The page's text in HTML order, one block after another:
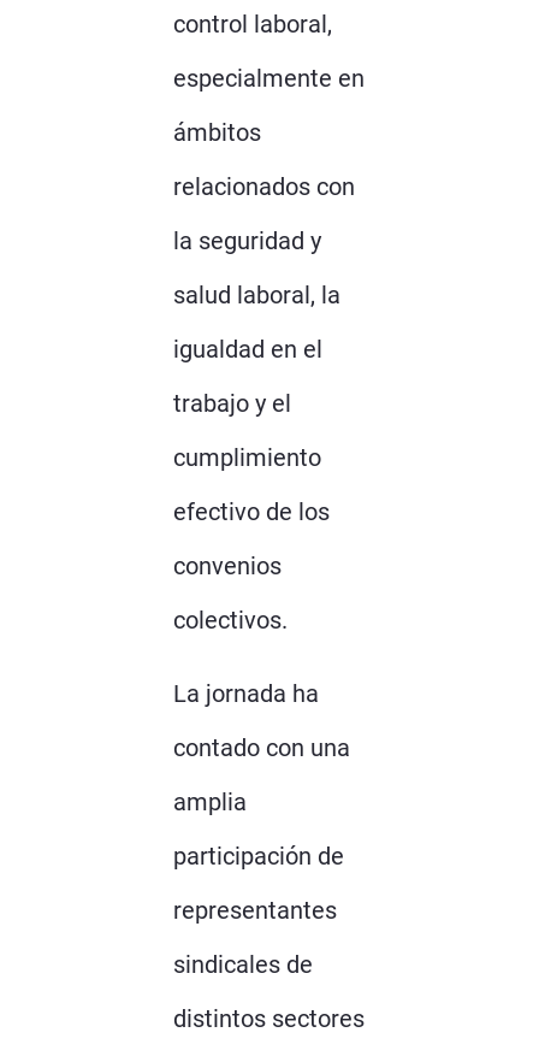
control laboral,
especialmente en
ámbitos
relacionados con
la seguridad y
salud laboral, la
igualdad en el
trabajo y el
cumplimiento
efectivo de los
convenios
colectivos.
La jornada ha
contado con una
amplia
participación de
representantes
sindicales de
distintos sectores